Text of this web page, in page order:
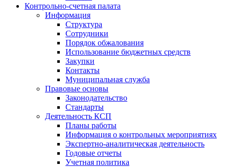
Контрольно-счетная палата
Информация
Структура
Сотрудники
Порядок обжалования
Использование бюджетных средств
Закупки
Контакты
Муниципальная служба
Правовые основы
Законодательство
Стандарты
Деятельность КСП
Планы работы
Информация о контрольных мероприятиях
Экспертно-аналитическая деятельность
Годовые отчеты
Учетная политика